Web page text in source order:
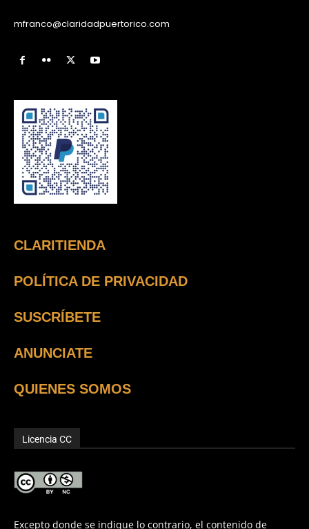
mfranco@claridadpuertorico.com
CLARITIENDA
POLÍTICA DE PRIVACIDAD
SUSCRÍBETE
ANUNCIATE
QUIENES SOMOS
Licencia CC
Excepto donde se indique lo contrario, el contenido de